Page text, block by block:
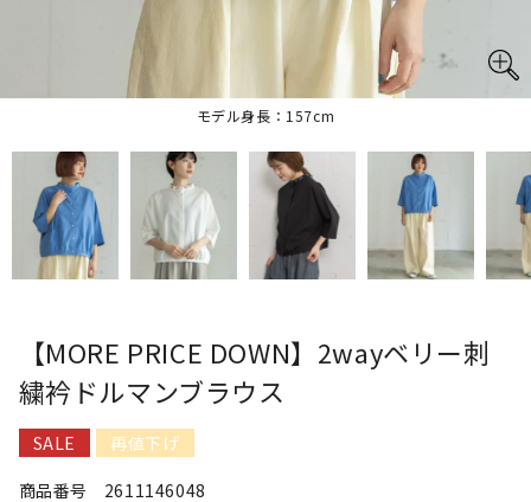
モデル身長：157cm
【MORE PRICE DOWN】2wayベリー刺
繍衿ドルマンブラウス
SALE
再値下げ
商品番号
2611146048